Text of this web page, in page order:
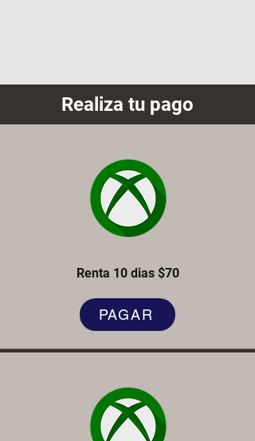
Realiza tu pago
Renta 10 dias $70
PAGAR